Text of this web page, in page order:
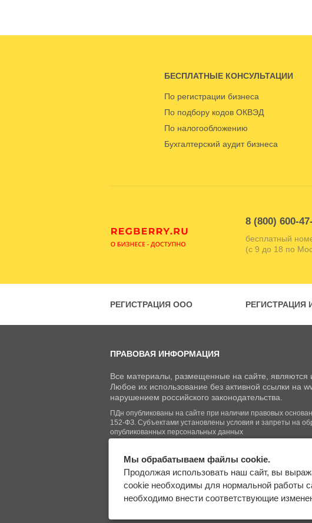
БЕСПЛАТНЫЕ КОНСУЛЬТАЦИИ
По регистрации бизнеса
По подбору кодов ОКВЭД
По налогообложению
Бухгалтерский аудит бизнеса
8 (800) 600-
бесплатный
(с 9 до 18 по
РЕГИСТРАЦИЯ ООО РЕГИСТРАЦИЯ
ПРАВОВАЯ ИНФОРМАЦИЯ
Все материалы, размещенные на сайте, являются
Любое их использование без активной ссылки на
нарушением российского законодательства.
ПДн опубликованы на сайте при наличии правовых
152-ФЗ. Субъектами установлены условия и запреты на
опубликованных персональных данных
© Regberry.ru, 2013–2026
Все права защищены
Входим в
компаний
Мы обрабатываем файлы cookie.
Продолжая использовать наш сайт, вы
cookie необходимы для нормальной работы
необходимо внести соответствующие